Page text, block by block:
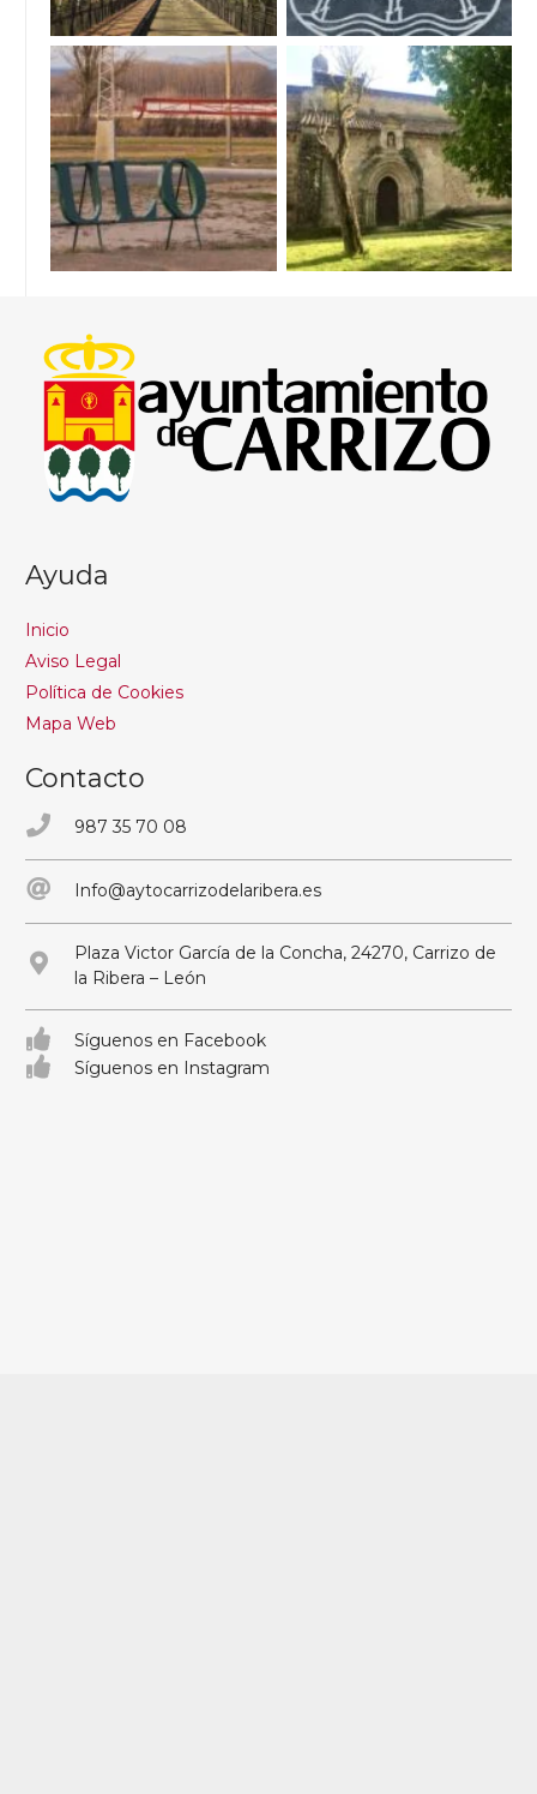
Ayuda
Inicio
Aviso Legal
Política de Cookies
Mapa Web
Contacto
987 35 70 08
Info@aytocarrizodelaribera.es
Plaza Victor García de la Concha, 24270, Carrizo de
la Ribera – León
Síguenos en Facebook
Síguenos en Instagram